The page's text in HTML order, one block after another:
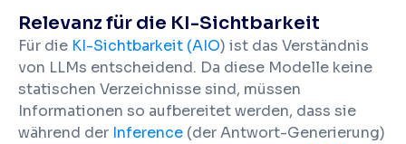
Relevanz für die KI-Sichtbarkeit
Für die KI-Sichtbarkeit (AIO) ist das Verständnis
von LLMs entscheidend. Da diese Modelle keine
statischen Verzeichnisse sind, müssen
Informationen so aufbereitet werden, dass sie
während der Inference (der Antwort-Generierung)